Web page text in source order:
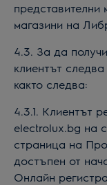
представителни
магазини на
4.3. За да
клиентът
както следва:
4.3.1. Клиентът
electrolux.bg на
страница на
достъпен от
Онлайн